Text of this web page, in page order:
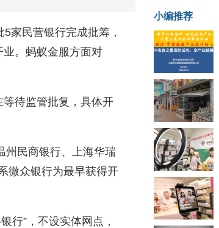
家民营银行完成批筹，
。蚂蚁金服方面对
待监管批复，具体开
州民商银行、上海华瑞
微众银行为最早获得开
行”，不设实体网点，
小编推荐